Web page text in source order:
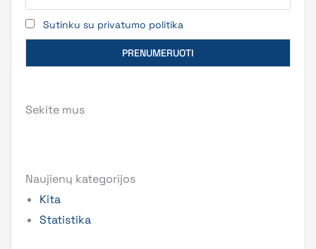
Sutinku su privatumo politika
Sekite mus
Naujienų kategorijos
Kita
Statistika